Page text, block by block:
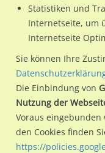
Nutze günstige
Barlach-Str. 3 / Si. (B
Wir erheben für jede
aktuelle
kannst du dich schon
Standort, seine
eventuelle
Werbeinhalten
Statistiken und
Internetseite, um
Internetseite
Sie können Ihre
Die Einbindung von
Nutzung der
Voraus
den Cookies finden
https://